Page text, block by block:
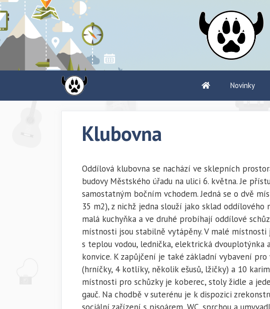
Přeskočit
na
obsah
Novinky
Klubovna
Oddílová klubovna se nachází ve sklepních
budovy Městského úřadu na ulici 6. května. Je
samostatným bočním vchodem. Jedná se o dvě
35 m2), z nichž jedna slouží jako sklad oddílového
malá kuchyňka a ve druhé probíhají oddílové
místnosti jsou stabilně vytápěny. V malé místnosti
s teplou vodou, lednička, elektrická dvouplotýnka
konvice. K zapůjčení je také základní vybavení pro
(hrníčky, 4 kotlíky, několik ešusů, lžičky) a 10
místnosti pro schůzky je koberec, stoly židle a
gauč. Na chodbě v suterénu je k dispozici